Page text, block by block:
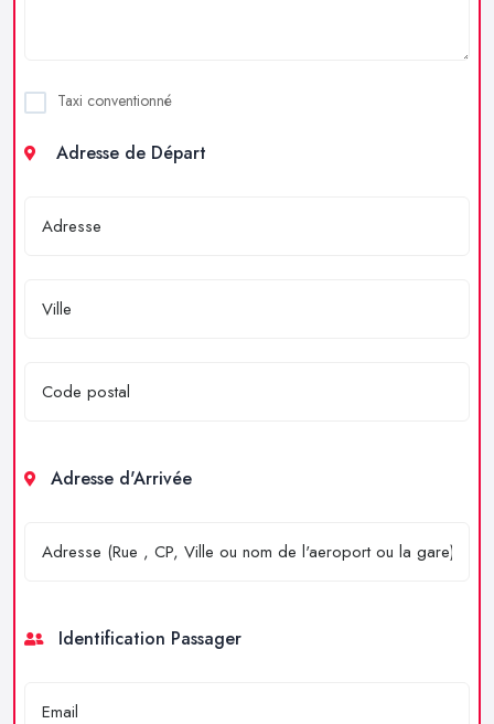
Taxi conventionné
Adresse de Départ
Adresse d'Arrivée
Identification Passager